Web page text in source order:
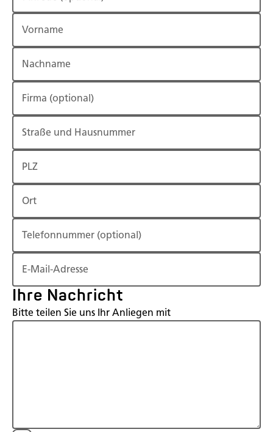
Vorname
Nachname
Firma (optional)
Straße und Hausnummer
PLZ
Ort
Telefonnummer (optional)
E-Mail-Adresse
Ihre Nachricht
Bitte teilen Sie uns Ihr Anliegen mit